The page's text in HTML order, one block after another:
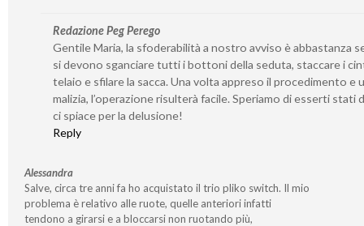
Redazione Peg Perego
Gentile Maria, la sfoderabilità a nostro avviso è abbastanza
si devono sganciare tutti i bottoni della seduta, staccare i
telaio e sfilare la sacca. Una volta appreso il procedimento e
malizia, l’operazione risulterà facile. Speriamo di esserti stati
ci spiace per la delusione!
Reply
Alessandra
Salve, circa tre anni fa ho acquistato il trio pliko switch. Il mio
problema è relativo alle ruote, quelle anteriori infatti
tendono a girarsi e a bloccarsi non ruotando più,